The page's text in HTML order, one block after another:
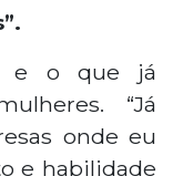
e o que já
“Já
onde eu
e habilidade